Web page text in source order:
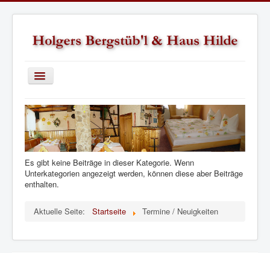
Toggle
Navigation
Startseite
Holgers Bergstüb'l
Termine / Neuigkeiten
Haus Hilde
Wie ihr uns findet
Es gibt keine Beiträge in dieser Kategorie. Wenn
Unterkategorien angezeigt werden, können diese aber Beiträge
enthalten.
Aktuelle Seite: Startseite Termine / Neuigkeiten